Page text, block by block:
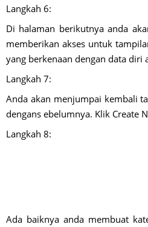
Langkah 6:
Di halaman berikutnya anda
memberikan akses untuk
yang berkenaan dengan data diri
Langkah 7:
Anda akan menjumpai kembali
dengans ebelumnya. Klik Create
Langkah 8:
Ada baiknya anda membuat